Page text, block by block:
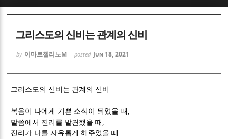
그리스도의 신비는 관계의 신비
by 이마르첼리노M posted Jun 18, 2021
그리스도의 신비는 관계의 신비
복음이 나에게 기쁜 소식이 되었을 때 ,
말씀에서 진리를 발견했을 때 ,
진리가 나를 자유롭게 해주었을 때
Sketchbook5, 스케치북5
Sketchbook5, 스케치북5
Sketchbook5, 스케치북5
Sketchbook5, 스케치북5